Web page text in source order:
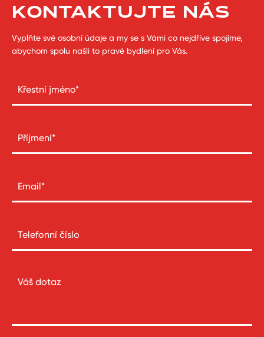
KONTAKTUJTE NÁS
Vyplňte své osobní údaje a my se s Vámi co nejdříve spojíme,
abychom spolu našli to pravé bydlení pro Vás.